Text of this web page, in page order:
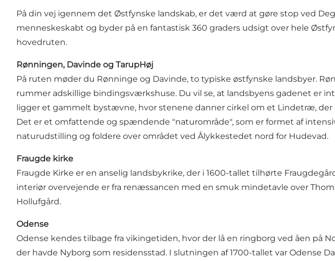
På din vej igennem det Østfynske landskab, er det værd at gøre stop ved
menneskeskabt og byder på en fantastisk 360 graders udsigt over hele
hovedruten.
Rønningen, Davinde og TarupHøj
På ruten møder du Rønninge og Davinde, to typiske østfynske landsbyer.
rummer adskillige bindingsværkshuse. Du vil se, at landsbyens gadenet er
ligger et gammelt bystævne, hvor stenene danner cirkel om et Lindetræ,
Det er et omfattende og spændende "naturområde", som er formet af
naturudstilling og foldere over området ved Ålykkestedet nord for Hudevad.
Fraugde kirke
Fraugde Kirke er en anselig landsbykrike, der i 1600-tallet tilhørte
interiør overvejende er fra renæssancen med en smuk mindetavle over
Hollufgård.
Odense
Odense kendes tilbage fra vikingetiden, hvor der lå en ringborg ved åen på
der havde Nyborg som residensstad. I slutningen af 1700-tallet var Odense